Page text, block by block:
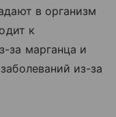
в организм
к
за марганца и
из-за